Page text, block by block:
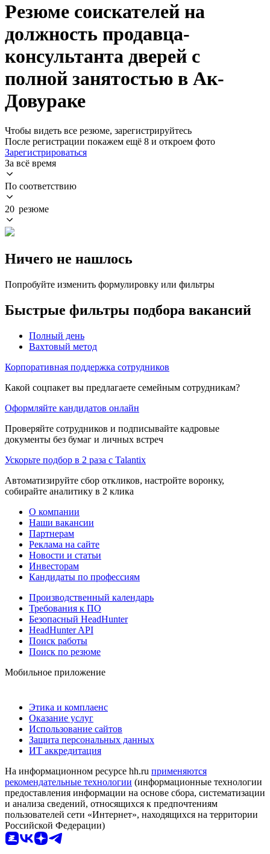
Резюме соискателей на
должность продавца-
консультанта дверей с
полной занятостью в Ак-
Довураке
Чтобы видеть все резюме, зарегистрируйтесь
После регистрации покажем ещё 8 и откроем фото
Зарегистрироваться
За всё время
По соответствию
20 резюме
Ничего не нашлось
Попробуйте изменить формулировку или фильтры
Быстрые фильтры подбора вакансий
Полный день
Вахтовый метод
Корпоративная поддержка сотрудников
Какой соцпакет вы предлагаете семейным сотрудникам?
Оформляйте кандидатов онлайн
Проверяйте сотрудников и подписывайте кадровые
документы без бумаг и личных встреч
Ускорьте подбор в 2 раза с Talantix
Автоматизируйте сбор откликов, настройте воронку,
собирайте аналитику в 2 клика
О компании
Наши вакансии
Партнерам
Реклама на сайте
Новости и статьи
Инвесторам
Кандидаты по профессиям
Производственный календарь
Требования к ПО
Безопасный HeadHunter
HeadHunter API
Поиск работы
Поиск по резюме
Мобильное приложение
Этика и комплаенс
Оказание услуг
Использование сайтов
Защита персональных данных
ИТ аккредитация
На информационном ресурсе hh.ru применяются
рекомендательные технологии (информационные технологии
предоставления информации на основе сбора, систематизации
и анализа сведений, относящихся к предпочтениям
пользователей сети «Интернет», находящихся на территории
Российской Федерации)